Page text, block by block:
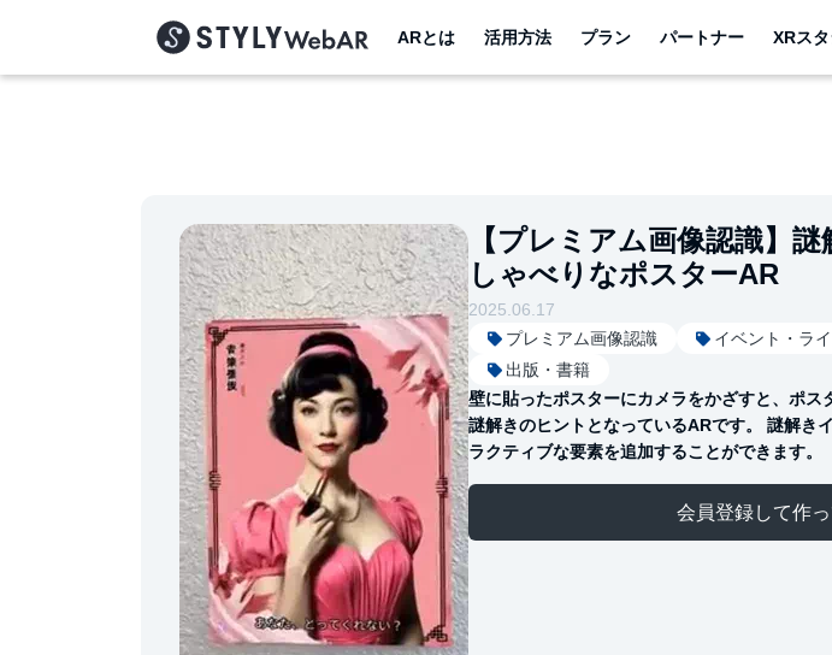
ARとは 活用方法 プラン パートナー XRス
【プレミアム画像認識】
しゃべりなポスターAR
2025.06.17
プレミアム画像認識
イベント・ラ
出版・書籍
壁に貼ったポスターにカメラをかざすと、ポス
謎解きのヒントとなっているARです。 謎解き
ラクティブな要素を追加することができます。
会員登録して作